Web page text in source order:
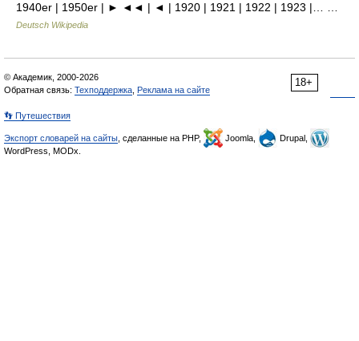
1940er | 1950er | ► ◄◄ | ◄ | 1920 | 1921 | 1922 | 1923 |… …
Deutsch Wikipedia
18+
© Академик, 2000-2026
Обратная связь: Техподдержка Реклама на сайте
👣 Путешествия
Экспорт словарей на сайты , сделанные на PHP, Joomla,
Drupal,
WordPress, MODx.